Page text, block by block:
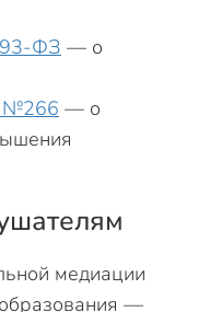
ФЗ — о
№266 — о
медиации
—